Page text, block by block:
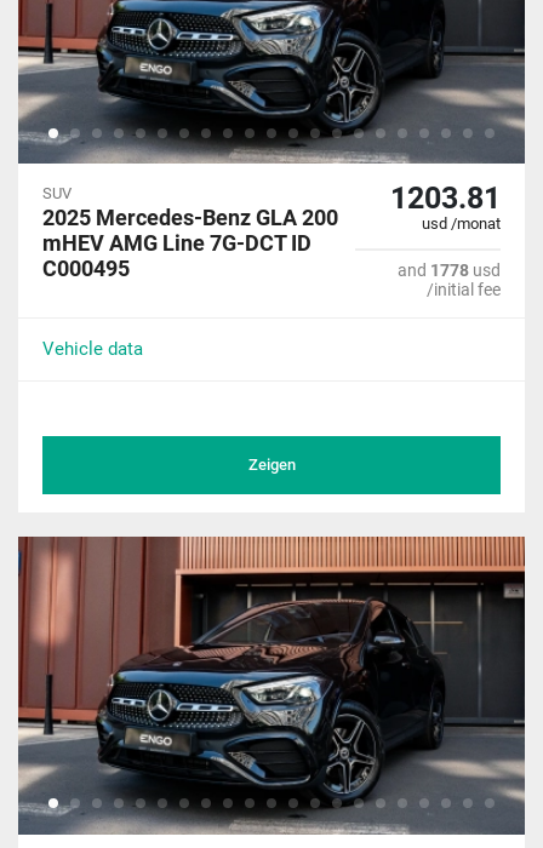
SUV
2025 Mercedes-Benz GLA 200
mHEV AMG Line 7G-DCT ID
C000495
1203.81
usd /monat
and 1778 usd
/initial fee
Vehicle data
Zeigen